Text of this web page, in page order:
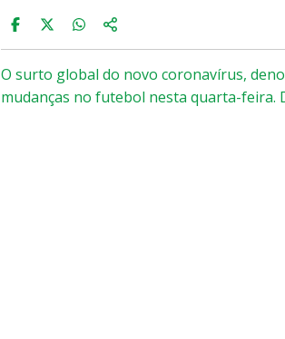
O surto global do novo coronavírus,
mudanças no futebol nesta quarta-feira.